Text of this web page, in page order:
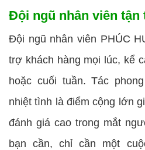
Đội ngũ nhân viên tận
Đội ngũ nhân viên PHÚC
trợ khách hàng mọi lúc, kể
hoặc cuối tuần. Tác
nhiệt tình là điểm cộng lớn
đánh giá cao trong mắt
bạn cần, chỉ cần một